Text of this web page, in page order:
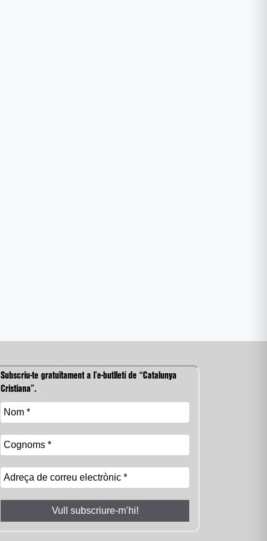
Subscriu-te gratuïtament a l’e-butlletí de “Catalunya
Cristiana”.